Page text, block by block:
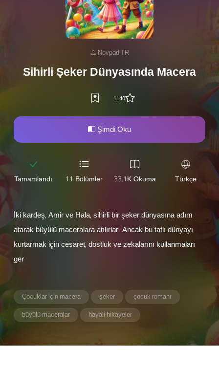
Novpad TR
Sihirli Şeker Dünyasında Macera
1140
Şimdi Oku
Tamamlandı 11 Bölümler 33.1K Okuma Türkçe
İki kardeş, Amir ve Hala, sihirli bir şeker dünyasına adım
atarak büyülü maceralara atılırlar. Ancak bu tatlı dünyayı
kurtarmak için cesaret, dostluk ve zekalarını kullanmaları
ger
Çocuklar için macera şeker
çocuk romanı
büyülü maceralar
hayali hikayeler